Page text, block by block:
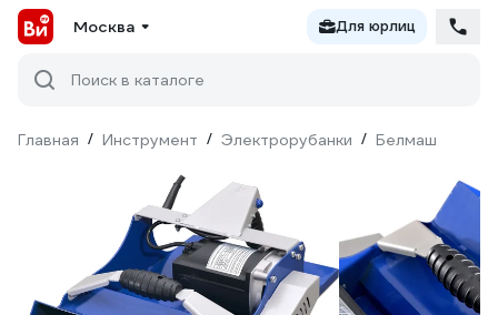
Москва Для юрлиц
Поиск в каталоге
Главная / Инструмент / Электрорубанки / Белмаш